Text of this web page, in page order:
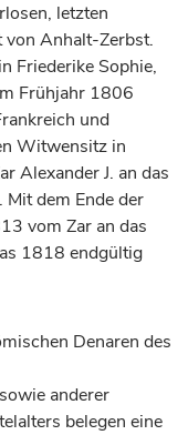
letzten
Anhalt-Zerbst.
Friederike Sophie,
Frühjahr 1806
und
Witwensitz in
Alexander J. an das
Mit dem Ende der
vom Zar an das
1818 endgültig
Denaren des
anderer
belegen eine